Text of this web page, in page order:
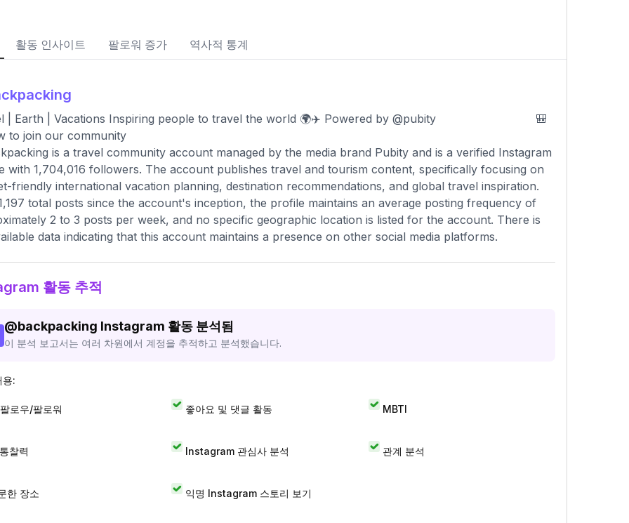
활동 인사이트 팔로워 증가 역사적 통계
| Earth | Vacations Inspiring people to travel the world 🌍✈️ Powered by @pubity ⠀⠀⠀⠀⠀⠀⠀⠀⠀⠀⠀ 🎒
to join our community
is a travel community account managed by the media brand Pubity and is a verified Instagram
with 1,704,016 followers. The account publishes travel and tourism content, specifically focusing on
friendly international vacation planning, destination recommendations, and global travel inspiration.
total posts since the account's inception, the profile maintains an average posting frequency of
2 to 3 posts per week, and no specific geographic location is listed for the account. There is
data indicating that this account maintains a presence on other social media platforms.
활동 추적
@backpacking Instagram 활동 분석됨
이 분석 보고서는 여러 차원에서 계정을 추적하고 분석했습니다.
용:
로우/팔로워 좋아요 및 댓글 활동 MBTI
찰력 Instagram 관심사 분석 관계 분석
한 장소 익명 Instagram 스토리 보기